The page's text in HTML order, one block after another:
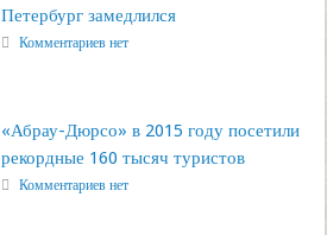
Петербург замедлился
Комментариев нет
«Абрау-Дюрсо» в 2015 году посетили
рекордные 160 тысяч туристов
Комментариев нет